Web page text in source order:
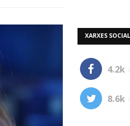
XARXES
4.2k
8.6k